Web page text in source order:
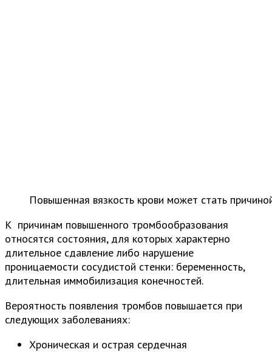
Повышенная вязкость крови может стать
К причинам повышенного тромбообразования
относятся состояния, для которых характерно
длительное сдавление либо нарушение
проницаемости сосудистой стенки: беременность,
длительная иммобилизация конечностей.
Вероятность появления тромбов повышается при
следующих заболеваниях:
Хроническая и острая сердечная